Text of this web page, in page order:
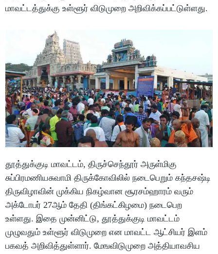
மாவட்டத்துக்கு உள்ளூர் விடுமுறை அறிவிக்கப்பட்டுள்ளது.
தூத்துக்குடி மாவட்டம், திருச்செந்தூர் அருள்மிகு
சுப்பிரமணியசுவாமி திருக்கோவிலில் நடைபெறும் கந்தசஷ்டி
திருவிழாவின் முக்கிய நிகழ்வான சூரசம்ஹாரம் வரும்
அக்டோபர் 27ஆம் தேதி (திங்கட்கிழமை) நடைபெற
உள்ளது. இதை முன்னிட்டு, தூத்துக்குடி மாவட்டம்
முழுவதும் உள்ளூர் விடுமுறை என மாவட்ட ஆட்சியர் இளம்
பகவத் அறிவித்துள்ளார். மேஙவிடுமுறை அத்தியாவசிய